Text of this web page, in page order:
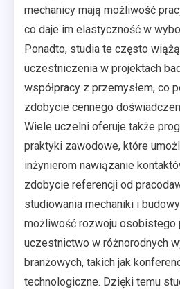
mechanicy mają możliwość
co daje im elastyczność w
Ponadto, studia te często
uczestniczenia w projektach
współpracy z przemysłem, co
zdobycie cennego
Wiele uczelni oferuje także
praktyki zawodowe, które
inżynierom nawiązanie
zdobycie referencji od
studiowania mechaniki i
możliwość rozwoju osobistego
uczestnictwo w różnorodnych
branżowych, takich jak
technologiczne. Dzięki temu